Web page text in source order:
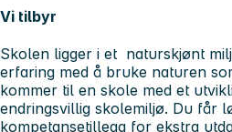
Vi tilbyr
Skolen ligger i et naturskjønt
erfaring med å bruke naturen
kommer til en skole med et
endringsvillig skolemiljø. Du får
kompetansetillegg for ekstra